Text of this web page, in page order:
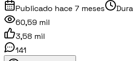
Publicado hace 7 meses
60,59 mil
3,58 mil
141